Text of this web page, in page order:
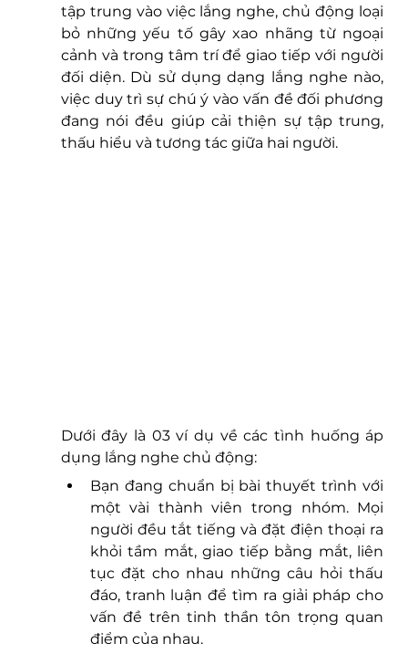
tập trung vào việc lắng nghe, chủ động loại
bỏ những yếu tố gây xao nhãng từ ngoại
cảnh và trong tâm trí để giao tiếp với người
đối diện. Dù sử dụng dạng lắng nghe nào,
việc duy trì sự chú ý vào vấn đề đối phương
đang nói đều giúp cải thiện sự tập trung,
thấu hiểu và tương tác giữa hai người.
Dưới đây là 03 ví dụ về các tình huống áp
dụng lắng nghe chủ động:
Bạn đang chuẩn bị bài thuyết trình với
một vài thành viên trong nhóm. Mọi
người đều tắt tiếng và đặt điện thoại ra
khỏi tầm mắt, giao tiếp bằng mắt, liên
tục đặt cho nhau những câu hỏi thấu
đáo, tranh luận để tìm ra giải pháp cho
vấn đề trên tinh thần tôn trọng quan
điểm của nhau.